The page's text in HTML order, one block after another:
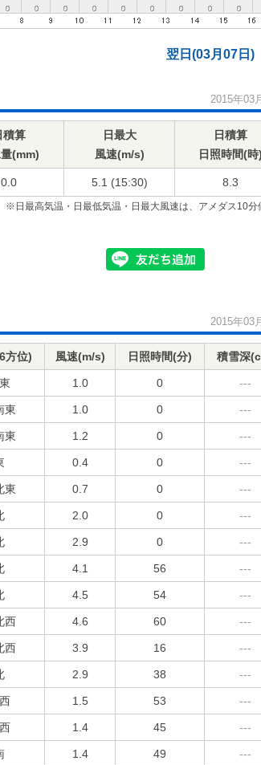
翌日(03月07日)
2015年03
積算
(mm)
日最大
風速(m/s)
日積算
日照時間(時)
0.0 5.1 (15:30) 8.3
※日最高気温・日最低気温・日最大風速は、アメダス10分
2015年03
方位) 風速(m/s) 日照時間(分) 積雪深
1.0 0 ---
東 1.0 0 ---
東 1.2 0 ---
0.4 0 ---
東 0.7 0 ---
2.0 0 ---
2.9 0 ---
4.1 56 ---
4.5 54 ---
西 4.6 60 ---
西 3.9 16 ---
2.9 38 ---
1.5 53 ---
1.4 45 ---
1.4 49 ---